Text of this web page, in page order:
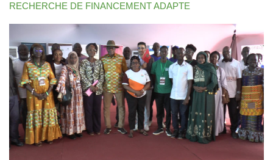
RECHERCHE DE FINANCEMENT ADAPTE